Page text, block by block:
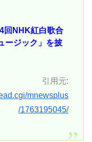
回NHK紅白歌合
ージック」を披
引用元:
mnewsplus
/1763195045/